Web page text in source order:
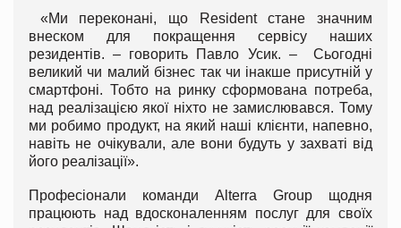
«Ми переконані, що Resident стане значним
внеском для покращення сервісу наших
резидентів. – говорить Павло Усик. – Сьогодні
великий чи малий бізнес так чи інакше присутній у
смартфоні. Тобто на ринку сформована потреба,
над реалізацією якої ніхто не замислювався. Тому
ми робимо продукт, на який наші клієнти, напевно,
навіть не очікували, але вони будуть у захваті від
його реалізації».
Професіонали команди Alterra Group щодня
працюють над вдосконаленням послуг для своїх